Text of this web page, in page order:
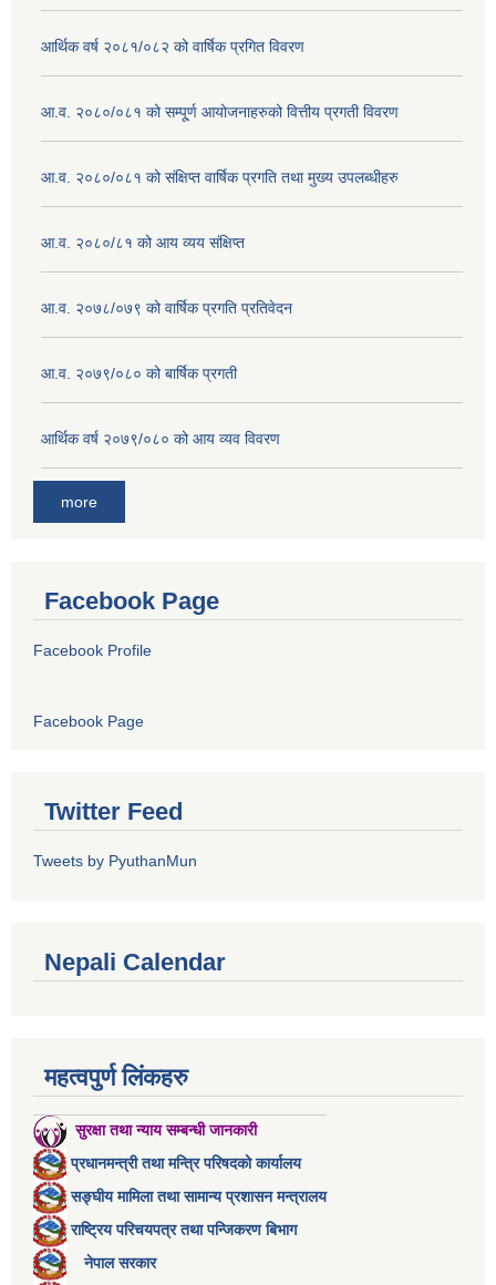
आर्थिक वर्ष २०८१/०८२ को वार्षिक प्रगित विवरण
आ.व. २०८०/०८१ को सम्पू्र्ण आयोजनाहरुको वित्तीय प्रगती विवरण
आ.व. २०८०/०८१ को संक्षिप्त वार्षिक प्रगति तथा मुख्य उपलब्धीहरु
आ.व. २०८०/८१ को आय व्यय संक्षिप्त
आ.व. २०७८/०७९ को वार्षिक प्रगति प्रतिवेदन
आ.व. २०७९/०८० को बार्षिक प्रगती
आर्थिक वर्ष २०७९/०८० को आय व्यव विवरण
more
Facebook Page
Facebook Profile
Facebook Page
Twitter Feed
Tweets by PyuthanMun
Nepali Calendar
महत्वपुर्ण लिंकहरु
सुरक्षा तथा न्याय सम्बन्धी जानकारी
प्रधानमन्त्री तथा मन्त्रि परिषदको कार्यालय
सङ्घीय मामिला तथा सामान्य प्रशासन मन्त्रालय
राष्ट्रिय परिचयपत्र तथा पन्जिकरण बिभाग
नेपाल सरकार